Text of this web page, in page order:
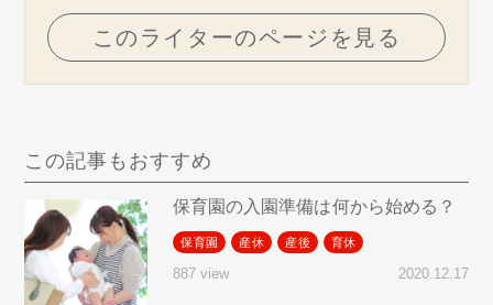
このライターのページを見る
この記事もおすすめ
保育園の入園準備は何から始める？
保育園 産休 産後 育休
887 view 2020.12.17